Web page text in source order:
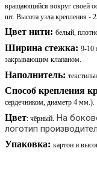
вращающийся вокруг своей
шт. Высота узла крепления -
Цвет нити: белый,
Ширина стежка: 9-10
закрывающим клапаном.
Наполнитель:
Способ крепления
сердечником, диаметр 4 мм.).
Цвет: чёрный. На
логотип
Упаковка: картон и